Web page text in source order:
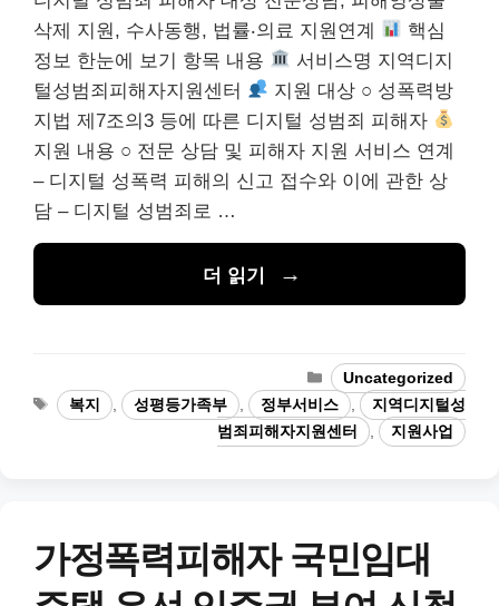
삭제 지원, 수사동행, 법률‧의료 지원연계
핵심
정보 한눈에 보기 항목 내용
서비스명 지역디지
털성범죄피해자지원센터
지원 대상 ○ 성폭력방
지법 제7조의3 등에 따른 디지털 성범죄 피해자
지원 내용 ○ 전문 상담 및 피해자 지원 서비스 연계
– 디지털 성폭력 피해의 신고 접수와 이에 관한 상
담 – 디지털 성범죄로 …
더 읽기
카
테
고
리
Uncategorized
태
그
복지 성평등가족부 정부서비스
지역디지털성
범죄피해자지원센터
지원사업
가정폭력피해자 국민임대